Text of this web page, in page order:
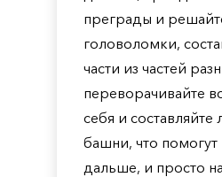
преграды и
головоломки,
части из частей
переворачивайте
себя и составляйте
башни, что
дальше, и просто